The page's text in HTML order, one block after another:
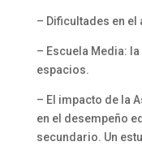
– Dificultades en el
– Escuela Media:
espacios.
– El impacto de la
en el desempeño
secundario. Un